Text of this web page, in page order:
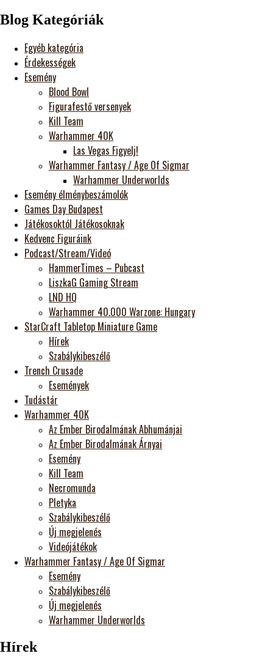
Blog Kategóriák
Egyéb kategória
Érdekességek
Esemény
Blood Bowl
Figurafestő versenyek
Kill Team
Warhammer 40K
Las Vegas Figyelj!
Warhammer Fantasy / Age Of Sigmar
Warhammer Underworlds
Esemény élménybeszámolók
Games Day Budapest
Játékosoktól Játékosoknak
Kedvenc Figuráink
Podcast/Stream/Videó
HammerTimes – Pubcast
LiszkaG Gaming Stream
LND HQ
Warhammer 40.000 Warzone: Hungary
StarCraft Tabletop Miniature Game
Hírek
Szabálykibeszélő
Trench Crusade
Események
Tudástár
Warhammer 40K
Az Ember Birodalmának Abhumánjai
Az Ember Birodalmának Árnyai
Esemény
Kill Team
Necromunda
Pletyka
Szabálykibeszélő
Új megjelenés
Videójátékok
Warhammer Fantasy / Age Of Sigmar
Esemény
Szabálykibeszélő
Új megjelenés
Warhammer Underworlds
Hírek